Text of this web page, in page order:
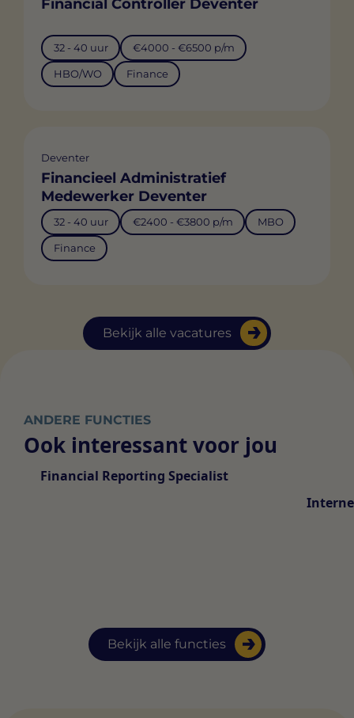
Bekijk alle vacatures
Financial Controller Deventer
32 - 40 uur €4000 - €6500 p/m
HBO/WO Finance
Deventer
Financieel Administratief
Medewerker Deventer
32 - 40 uur €2400 - €3800 p/m MBO
Finance
ANDERE FUNCTIES
Ook interessant voor jou
Bekijk alle functies
Financial Reporting Specialist